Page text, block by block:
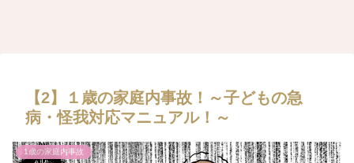
【2】１歳の家庭内事故！～子どもの急
病・怪我対応マニュアル！～
1歳の家庭内事故